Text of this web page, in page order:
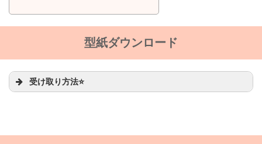
型紙ダウンロード
受け取り方法⭐